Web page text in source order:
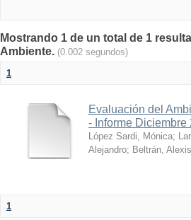
Mostrando 1 de un total de 1
Ambiente. (0.002 segundos)
1
Evaluación del
- Informe Diciembre
López Sardi, Mónica;
Alejandro; Beltrán, Alexis
1